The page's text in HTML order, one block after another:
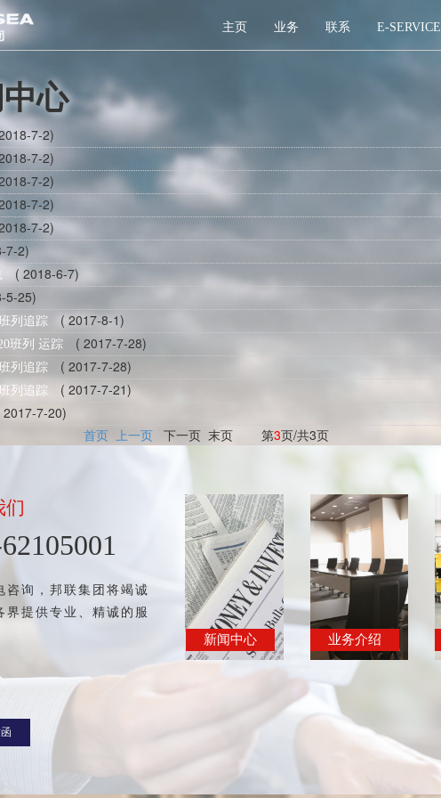
主页 业务 联系 E-SERVICE
心
7-2)
7-2)
7-2)
7-2)
7-2)
7-2)
( 2018-6-7)
5-25)
列追踪
( 2017-8-1)
班列 运踪
( 2017-7-28)
列追踪
( 2017-7-28)
列追踪
( 2017-7-21)
7-20)
首页 上一页 下一页 末页 第3页/共3页
们
咨询，邦联集团将竭诚
界提供专业、精诚的服
新闻中心 业务介绍